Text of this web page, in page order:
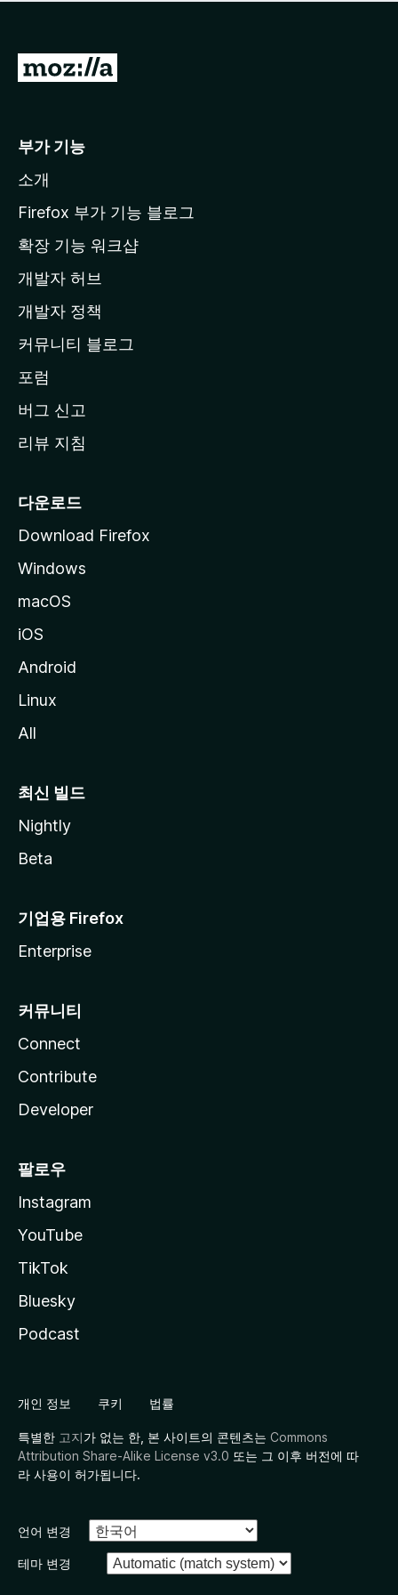
점
습
니
M
l
a
페
이
지
이
동
부가 기능
소개
Firefox 부가 기능 블로그
확장 기능 워크샵
개발자 허브
개발자 정책
커뮤니티 블로그
포럼
버그 신고
리뷰 지침
다운로드
Download Firefox
Windows
macOS
iOS
Android
Linux
All
최신 빌드
Nightly
Beta
기업용 Firefox
Enterprise
커뮤니티
Connect
Contribute
Developer
팔로우
Instagram
YouTube
TikTok
Bluesky
Podcast
개인 정보 쿠키 법률
특별한 고지가 없는 한, 본 사이트의 콘텐츠는 Commons
Attribution Share-Alike License v3.0 또는 그 이후 버전에 따
라 사용이 허가됩니다.
언어 변경
테마 변경